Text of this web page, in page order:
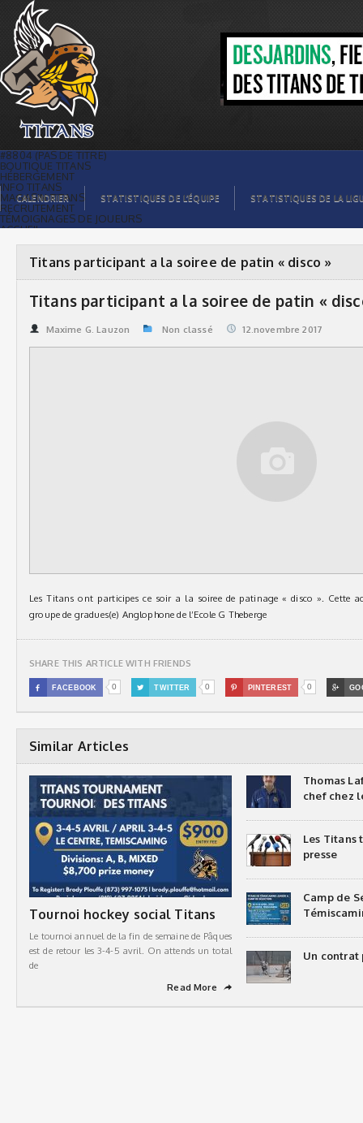
Titans participant a la soiree de patin
« disco » | Titans de témiscaming
#8804 (PAS DE TITRE)
BOUTIQUE TITANS
HÉBERGEMENT
INFO TITANS
MAGASIN TITANS
RECRUTEMENT
TÉMOIGNAGES DE JOUEURS
ACCUEIL
GALERIE PHOTOS
STATISTIQUES
ORGANISATION
CALENDRIER
GALERIE VIDÉOS
COMMANDITAIRES
STATISTIQUES DE LA LIGUE
CALENDRIER STATISTIQUES DE L’ÉQUIPE STATISTIQUES DE LA
Titans participant a la soiree de patin « disco »
Titans participant a la soiree de patin «
Maxime G. Lauzon Non classé 12.novembre 2017
Les Titans ont participes ce soir a la soiree de patinage « disco ». Cette
groupe de gradues(e) Anglophone de l’Ecole G Theberge
SHARE THIS ARTICLE WITH FRIENDS
 FACEBOOK 0  TWITTER 0  PINTEREST 0 
Similar Articles
Tournoi hockey social Titans
Le tournoi annuel de la fin de semaine de Pâques
est de retour les 3-4-5 avril. On attends un total
de
Read More
➦
Thomas
chef chez
Les Titans
presse
Camp de
Un contrat